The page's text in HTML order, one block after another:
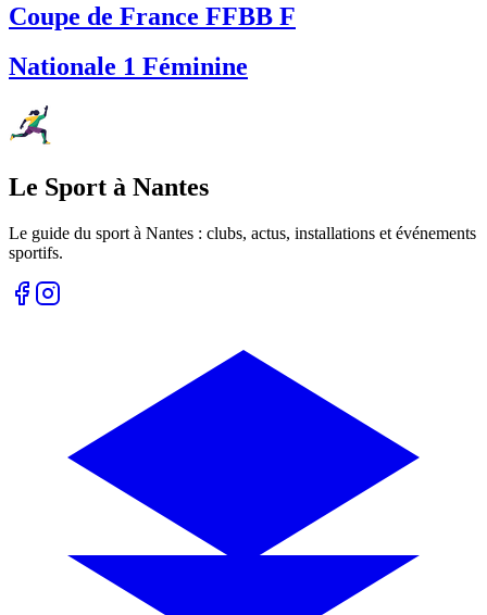
Coupe de France FFBB F
Nationale 1 Féminine
Le Sport à Nantes
Le guide du sport à Nantes : clubs, actus, installations et événements
sportifs.